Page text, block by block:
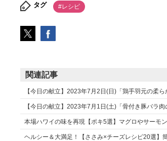
タグ #レシピ
関連記事
【今日の献立】2023年7月2日(日)「鶏手羽元の柔ら
【今日の献立】2023年7月1日(土)「骨付き豚バラ肉
本場ハワイの味を再現【ポキ5選】マグロやサーモ
ヘルシー＆大満足！【ささみ×チーズレシピ20選】